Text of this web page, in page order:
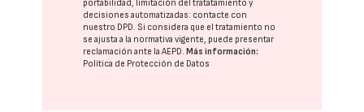
portabilidad, limitación del tratatamiento y
decisiones automatizadas: contacte con
nuestro DPD. Si considera que el tratamiento no
se ajusta a la normativa vigente, puede presentar
reclamación ante laAEPD. Más información:
Política de Protección de Datos